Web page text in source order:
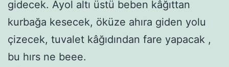
gidecek. Ayol altı üstü beben kâğıttan
kurbağa kesecek, öküze ahıra giden yolu
çizecek, tuvalet kâğıdından fare yapacak ,
bu hırs ne beee.